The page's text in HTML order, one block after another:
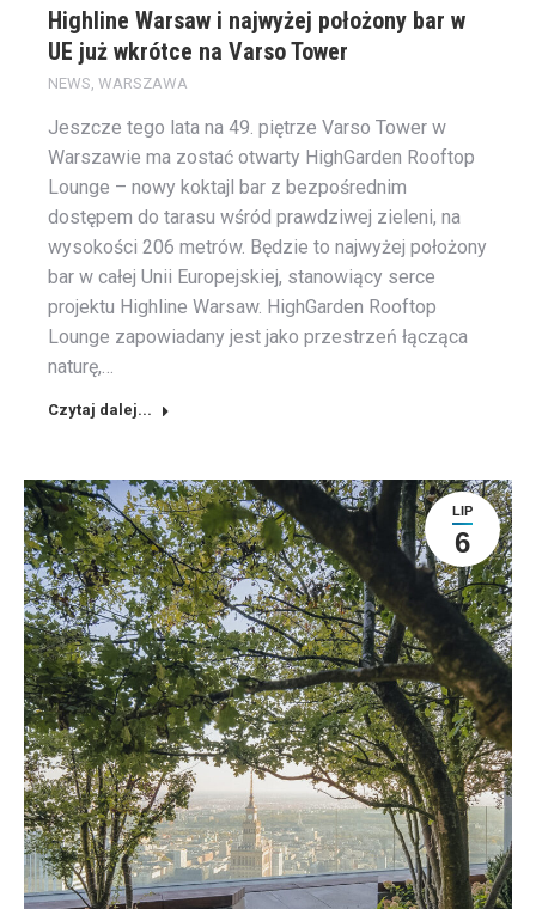
Highline Warsaw i najwyżej położony bar w
UE już wkrótce na Varso Tower
NEWS, WARSZAWA
Jeszcze tego lata na 49. piętrze Varso Tower w
Warszawie ma zostać otwarty HighGarden Rooftop
Lounge – nowy koktajl bar z bezpośrednim
dostępem do tarasu wśród prawdziwej zieleni, na
wysokości 206 metrów. Będzie to najwyżej położony
bar w całej Unii Europejskiej, stanowiący serce
projektu Highline Warsaw. HighGarden Rooftop
Lounge zapowiadany jest jako przestrzeń łącząca
naturę,…
Czytaj dalej...
LIP
6